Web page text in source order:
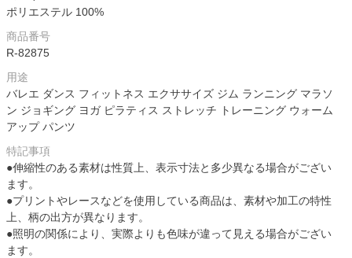
ポリエステル 100%
商品番号
R-82875
用途
バレエ ダンス フィットネス エクササイズ ジム ランニング マラソ
ン ジョギング ヨガ ピラティス ストレッチ トレーニング ウォーム
アップ パンツ
特記事項
●伸縮性のある素材は性質上、表示寸法と多少異なる場合がござい
ます。
●プリントやレースなどを使用している商品は、素材や加工の特性
上、柄の出方が異なります。
●照明の関係により、実際よりも色味が違って見える場合がござい
ます。